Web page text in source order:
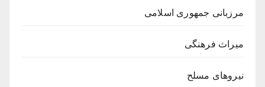
مرزبانی جمهوری اسلامی
میراث فرهنگی
نیروهای مسلح